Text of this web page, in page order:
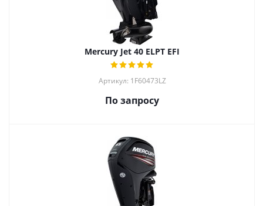
Mercury Jet 40 ELPT EFI
Артикул: 1F60473LZ
По запросу